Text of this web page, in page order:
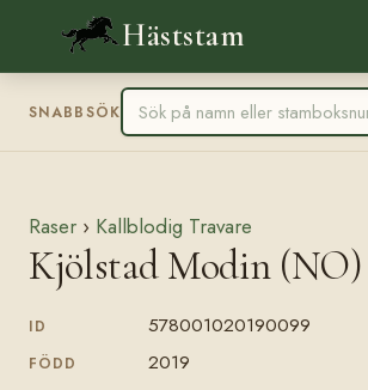
Häststam
SNABBSÖK
Raser › Kallblodig Travare
Kjölstad Modin (NO)
ID 578001020190099
FÖDD 2019